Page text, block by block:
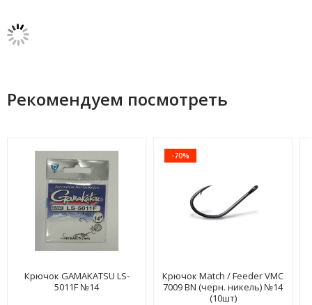
Рекомендуем посмотреть
Крючок GAMAKATSU LS-
5011F №14
-70%
Крючок Match / Feeder VMC
7009 BN (черн. никель) №14
(10шт)